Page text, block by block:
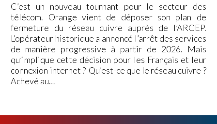
C’est un nouveau tournant pour le secteur des
télécom. Orange vient de déposer son plan de
fermeture du réseau cuivre auprès de l’ARCEP.
L’opérateur historique a annoncé l’arrêt des services
de manière progressive à partir de 2026. Mais
qu’implique cette décision pour les Français et leur
connexion internet ? Qu’est-ce que le réseau cuivre ?
Achevé au…